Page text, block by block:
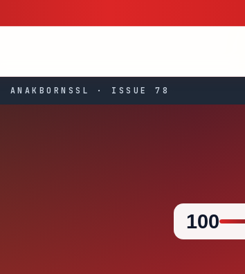
ANAKBORNSSL · ISSUE 78
100